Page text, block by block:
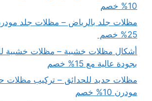
10% خصم
مظلات جلد بالرياض – مظلات جلد
25% خصم
أشكال مظلات خشبية – مظلات خشبية
بجودة عالية مع 15% خصم
مظلات حديد للحدائق – تركيب مظلات
مودرن 10% خصم